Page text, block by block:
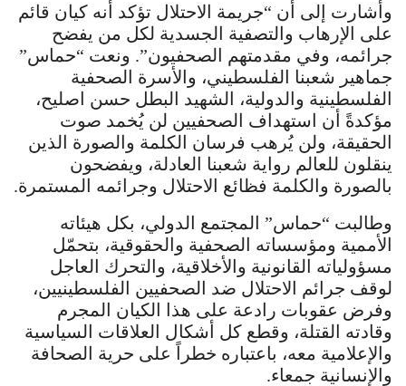
وأشارت إلى أن “جريمة الاحتلال تؤكد أنه كيان قائم
على الإرهاب والتصفية الجسدية لكل من يفضح
جرائمه، وفي مقدمتهم الصحفيون”. ونعت “حماس”
جماهير شعبنا الفلسطيني، والأسرة الصحفية
الفلسطينية والدولية، الشهيد البطل حسن اصليح،
مؤكدةً أن استهداف الصحفيين لن يُخمد صوت
الحقيقة، ولن يُرهب فرسان الكلمة والصورة الذين
ينقلون للعالم رواية شعبنا العادلة، ويفضحون
بالصورة والكلمة فظائع الاحتلال وجرائمه المستمرة.
وطالبت “حماس” المجتمع الدولي، بكل هيئاته
الأممية ومؤسساته الصحفية والحقوقية، بتحمّل
مسؤولياته القانونية والأخلاقية، والتحرك العاجل
لوقف جرائم الاحتلال ضد الصحفيين الفلسطينيين،
وفرض عقوبات رادعة على هذا الكيان المجرم
وقادته القتلة، وقطع كل أشكال العلاقات السياسية
والإعلامية معه، باعتباره خطراً على حرية الصحافة
والإنسانية جمعاء.